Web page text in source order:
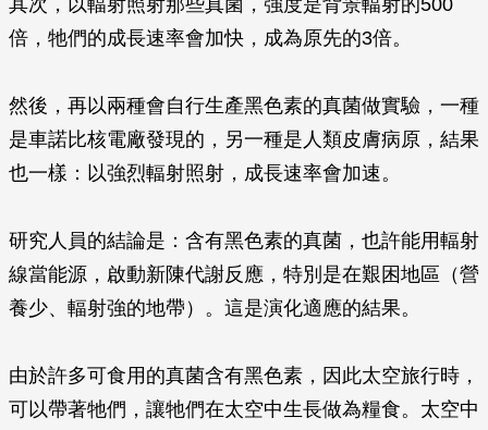
其次，以輻射照射那些真菌，強度是背景輻射的500
倍，牠們的成長速率會加快，成為原先的3倍。
然後，再以兩種會自行生產黑色素的真菌做實驗，一種
是車諾比核電廠發現的，另一種是人類皮膚病原，結果
也一樣：以強烈輻射照射，成長速率會加速。
研究人員的結論是：含有黑色素的真菌，也許能用輻射
線當能源，啟動新陳代謝反應，特別是在艱困地區（營
養少、輻射強的地帶）。這是演化適應的結果。
由於許多可食用的真菌含有黑色素，因此太空旅行時，
可以帶著牠們，讓牠們在太空中生長做為糧食。太空中